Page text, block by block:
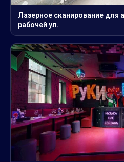
Лазерное сканирование для
рабочей ул.